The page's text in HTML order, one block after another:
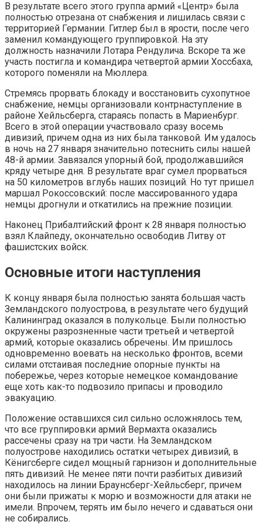
В результате всего этого группа армий «Центр» была
полностью отрезана от снабжения и лишилась связи с
территорией Германии. Гитлер был в ярости, после чего
заменил командующего группировкой. На эту
должность назначили Лотара Рендулича. Вскоре та же
участь постигла и командира четвертой армии Хоссбаха,
которого поменяли на Мюллера.
Стремясь прорвать блокаду и восстановить сухопутное
снабжение, немцы организовали контрнаступление в
районе Хейльсберга, стараясь попасть в Мариенбург.
Всего в этой операции участвовало сразу восемь
дивизий, причем одна из них была танковой. Им удалось
в ночь на 27 января значительно потеснить силы нашей
48-й армии. Завязался упорный бой, продолжавшийся
кряду четыре дня. В результате враг сумел прорваться
на 50 километров вглубь наших позиций. Но тут пришел
маршал Рокоссовский: после массированного удара
немцы дрогнули и откатились на прежние позиции.
Наконец Прибалтийский фронт к 28 января полностью
взял Клайпеду, окончательно освободив Литву от
фашистских войск.
Основные итоги наступления
К концу января была полностью занята большая часть
Земландского полуострова, в результате чего будущий
Калининград оказался в полукольце. Были полностью
окружены разрозненные части третьей и четвертой
армий, которые оказались обречены. Им пришлось
одновременно воевать на несколько фронтов, всеми
силами отстаивая последние опорные пункты на
побережье, через которые немецкое командование
еще хоть как-то подвозило припасы и проводило
эвакуацию.
Положение оставшихся сил сильно осложнялось тем,
что все группировки армий Вермахта оказались
рассечены сразу на три части. На Земландском
полуострове находились остатки четырех дивизий, в
Кёнигсберге сидел мощный гарнизон и дополнительные
пять дивизий. Не менее пяти почти разбитых дивизий
находилось на линии Браунсберг-Хейльсберг, причем
они были прижаты к морю и возможности для атаки не
имели. Впрочем, терять им было нечего и сдаваться они
не собирались.